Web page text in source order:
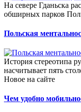
На севере Гданьска
обширных парков
Польская
История стереотипа
насчитывает пять
Новое на сайте
Чем удобно